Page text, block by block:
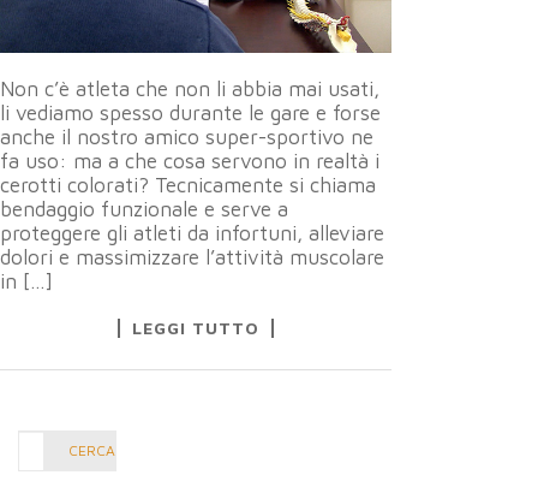
Non c’è atleta che non li abbia mai usati,
li vediamo spesso durante le gare e forse
anche il nostro amico super-sportivo ne
fa uso: ma a che cosa servono in realtà i
cerotti colorati? Tecnicamente si chiama
bendaggio funzionale e serve a
proteggere gli atleti da infortuni, alleviare
dolori e massimizzare l’attività muscolare
in […]
LEGGI TUTTO
CERCA